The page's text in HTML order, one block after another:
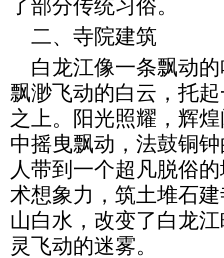
了部分传统习俗。
二、寺院建筑
白龙江像一条飘动
飘渺飞动的白云，托
之上。阳光照耀，辉
中摇曳飘动，法鼓铜
人带到一个超凡脱俗
术想象力，筑土堆石
山白水，改变了白龙
灵飞动的迷雾。